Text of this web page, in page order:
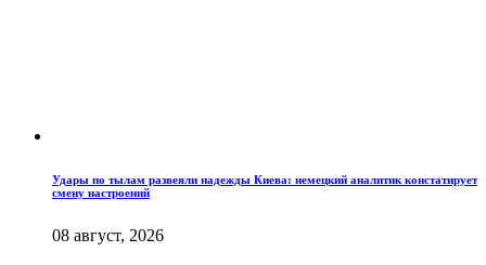
Удары по тылам развеяли надежды Киева: немецкий аналитик констатирует
смену настроений
08 август, 2026